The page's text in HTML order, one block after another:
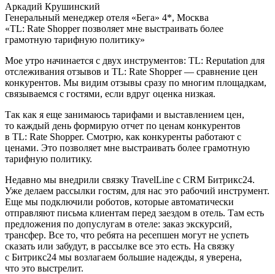
Аркадий Крушинский
Генеральный менеджер отеля «Бега» 4*, Москва
«TL: Rate Shopper позволяет мне выстраивать более
грамотную тарифную политику»
Мое утро начинается с двух инструментов: TL: Reputation для
отслеживания отзывов и TL: Rate Shopper — сравнение цен
конкурентов. Мы видим отзывы сразу по многим площадкам,
связываемся с гостями, если вдруг оценка низкая.
Так как я еще занимаюсь тарифами и выставлением цен,
то каждый день формирую отчет по ценам конкурентов
в TL: Rate Shopper. Смотрю, как конкуренты работают с
ценами. Это позволяет мне выстраивать более грамотную
тарифную политику.
Недавно мы внедрили связку TravelLine c CRM Битрикс24.
Уже делаем рассылки гостям, для нас это рабочий инструмент.
Еще мы подключили роботов, которые автоматически
отправляют письма клиентам перед заездом в отель. Там есть
предложения по допуслугам в отеле: заказ экскурсий,
трансфер. Все то, что ребята на ресепшен могут не успеть
сказать или забудут, в рассылке все это есть. На связку
с Битрикс24 мы возлагаем большие надежды, я уверена,
что это выстрелит.